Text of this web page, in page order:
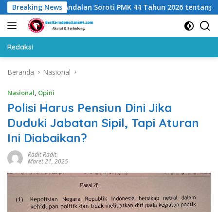
Langsung
ke
konten
Breaking News
Andalan Soroti PMK 44 Tahun 2026 tentang Kuasa
Redaksi
Beranda Nasional
Nasional, Opini
Polisi Harus Pensiun Dini Jika
Duduki Jabatan Sipil, Tapi Aturan
Ini Diabaikan?
Radit Radit
Maret 21, 2025